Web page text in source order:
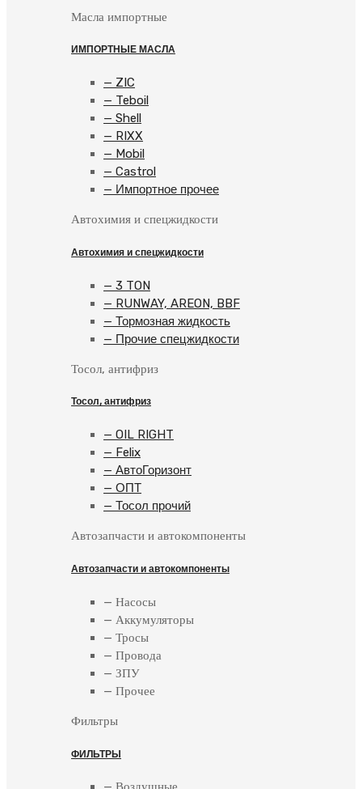
Масла импортные
ИМПОРТНЫЕ МАСЛА
— ZIC
— Teboil
— Shell
— RIXX
— Mobil
— Castrol
— Импортное прочее
Автохимия и спецжидкости
Автохимия и спецжидкости
— 3 TON
— RUNWAY, AREON, BBF
— Тормозная жидкость
— Прочие спецжидкости
Тосол, антифриз
Тосол, антифриз
— OIL RIGHT
— Felix
— АвтоГоризонт
— ОПТ
— Тосол прочий
Автозапчасти и автокомпоненты
Автозапчасти и автокомпоненты
— Насосы
— Аккумуляторы
— Тросы
— Провода
— ЗПУ
— Прочее
Фильтры
ФИЛЬТРЫ